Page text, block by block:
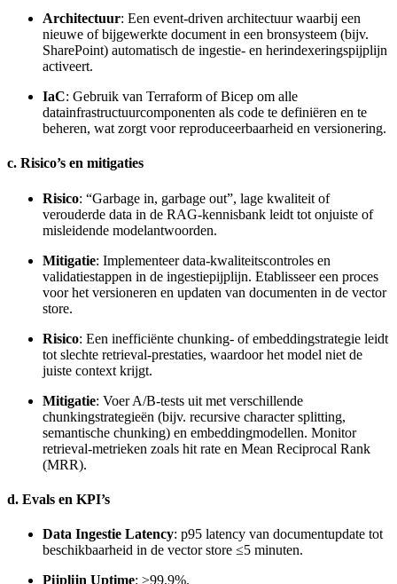
Architectuur: Een event-driven architectuur waarbij een
nieuwe of bijgewerkte document in een bronsysteem (bijv.
SharePoint) automatisch de ingestie- en herindexeringspijplijn
activeert.
IaC: Gebruik van Terraform of Bicep om alle
datainfrastructuurcomponenten als code te definiëren en te
beheren, wat zorgt voor reproduceerbaarheid en versionering.
c. Risico’s en mitigaties
Risico: “Garbage in, garbage out”, lage kwaliteit of
verouderde data in de RAG-kennisbank leidt tot onjuiste of
misleidende modelantwoorden.
Mitigatie: Implementeer data-kwaliteitscontroles en
validatiestappen in de ingestiepijplijn. Etablisseer een proces
voor het versioneren en updaten van documenten in de vector
store.
Risico: Een inefficiënte chunking- of embeddingstrategie leidt
tot slechte retrieval-prestaties, waardoor het model niet de
juiste context krijgt.
Mitigatie: Voer A/B-tests uit met verschillende
chunkingstrategieën (bijv. recursive character splitting,
semantische chunking) en embeddingmodellen. Monitor
retrieval-metrieken zoals hit rate en Mean Reciprocal Rank
(MRR).
d. Evals en KPI’s
Data Ingestie Latency: p95 latency van documentupdate tot
beschikbaarheid in de vector store ≤5 minuten.
Pijplijn Uptime: ≥99.9%.